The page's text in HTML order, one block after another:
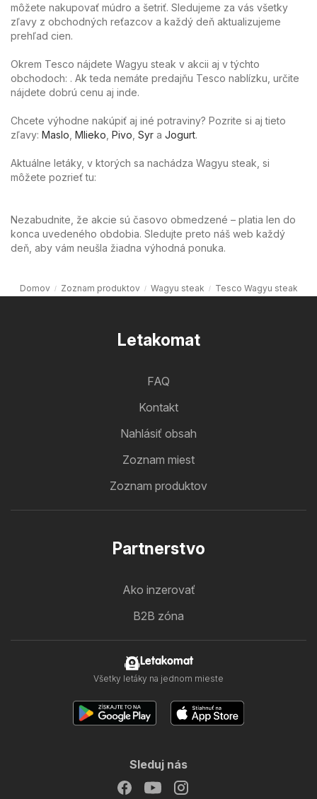
môžete nakupovať múdro a šetriť. Sledujeme za vás všetky
zľavy z obchodných reťazcov a každý deň aktualizujeme
prehľad cien.
Okrem Tesco nájdete Wagyu steak v akcii aj v týchto
obchodoch: . Ak teda nemáte predajňu Tesco nablízku, určite
nájdete dobrú cenu aj inde.
Chcete výhodne nakúpiť aj iné potraviny? Pozrite si aj tieto
zľavy: Maslo Mlieko Pivo Syr a Jogurt.
Aktuálne letáky, v ktorých sa nachádza Wagyu steak, si
môžete pozrieť tu:
Nezabudnite, že akcie sú časovo obmedzené – platia len do
konca uvedeného obdobia. Sledujte preto náš web každý
deň, aby vám neušla žiadna výhodná ponuka.
Domov Zoznam produktov Wagyu steak Tesco Wagyu steak
Letakomat
FAQ
Kontakt
Nahlásiť obsah
Zoznam miest
Zoznam produktov
Partnerstvo
Ako inzerovať
B2B zóna
Letakomat
Všetky letáky na jednom mieste
Sleduj nás